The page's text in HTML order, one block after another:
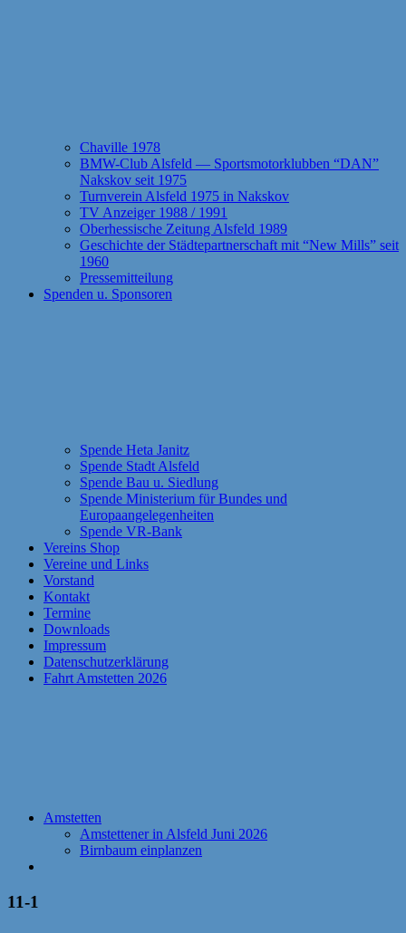
Chaville 1978
BMW-Club Alsfeld — Sportsmotorklubben “DAN”
Nakskov seit 1975
Turnverein Alsfeld 1975 in Nakskov
TV Anzeiger 1988 / 1991
Oberhessische Zeitung Alsfeld 1989
Geschichte der Städtepartnerschaft mit “New Mills” seit
1960
Pressemitteilung
Spenden u. Sponsoren
Spende Heta Janitz
Spende Stadt Alsfeld
Spende Bau u. Siedlung
Spende Ministerium für Bundes und
Europaangelegenheiten
Spende VR-Bank
Vereins Shop
Vereine und Links
Vorstand
Kontakt
Termine
Downloads
Impressum
Datenschutzerklärung
Fahrt Amstetten 2026
Amstetten
Amstettener in Alsfeld Juni 2026
Birnbaum einplanzen
11-1